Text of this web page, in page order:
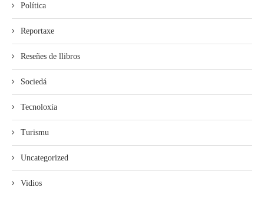
Política
Reportaxe
Reseñes de llibros
Sociedá
Tecnoloxía
Turismu
Uncategorized
Vidios